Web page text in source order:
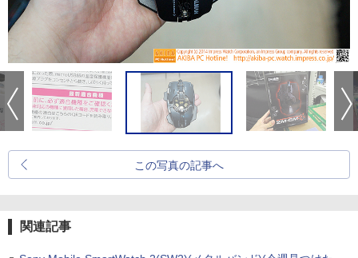
この写真の記事へ
関連記事